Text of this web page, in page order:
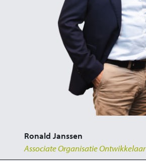
Ronald Janssen
Associate Organisatie Ontwikkelaar